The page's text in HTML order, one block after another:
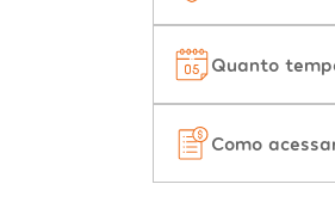
Quanto
Como